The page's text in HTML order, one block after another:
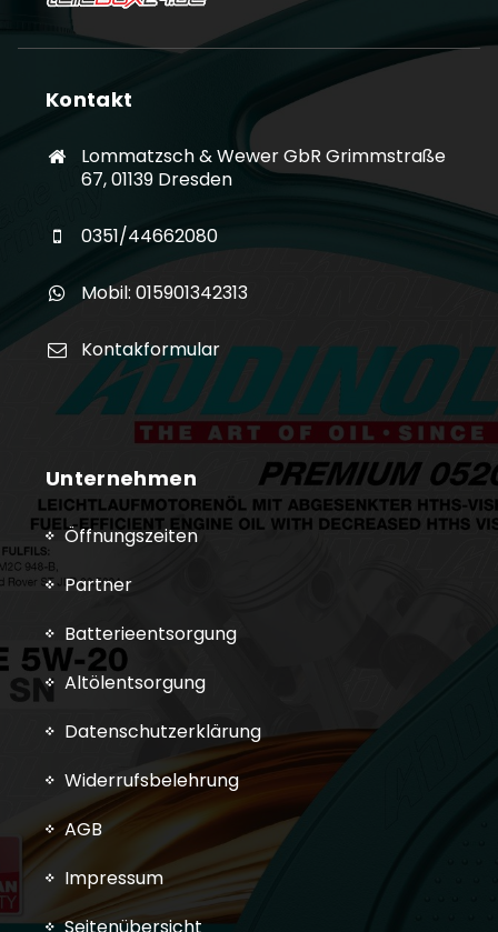
Kontakt
Lommatzsch & Wewer GbR Grimmstraße
67, 01139 Dresden
0351/44662080
Mobil: 015901342313
Kontakformular
Unternehmen
Öffnungszeiten
Partner
Batterieentsorgung
Altölentsorgung
Datenschutzerklärung
Widerrufsbelehrung
AGB
Impressum
Seitenübersicht